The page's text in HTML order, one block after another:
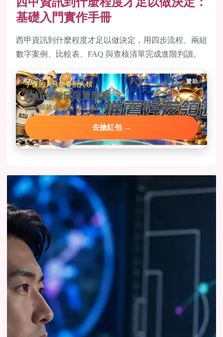
基礎入門實作手冊
西甲資訊到什麼程度才足以做決定，用四步流程、兩組
數字案例、比較表、FAQ 與查核清單完成進階判讀。
贊助
手慢的人只能看別人領
搶紅包每日限量開放
當日存款達標即可到首頁搶紅包，手速決定金額。
去搶紅包 →